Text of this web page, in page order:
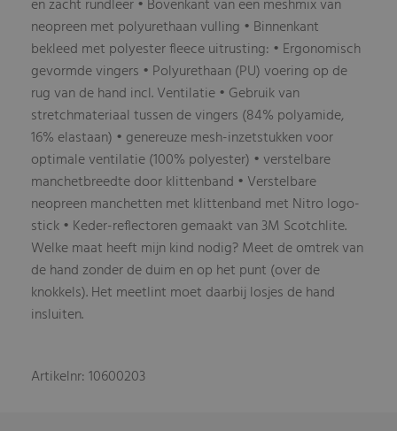
en zacht rundleer • Bovenkant van een meshmix van
neopreen met polyurethaan vulling • Binnenkant
bekleed met polyester fleece uitrusting: • Ergonomisch
gevormde vingers • Polyurethaan (PU) voering op de
rug van de hand incl. Ventilatie • Gebruik van
stretchmateriaal tussen de vingers (84% polyamide,
16% elastaan) • genereuze mesh-inzetstukken voor
optimale ventilatie (100% polyester) • verstelbare
manchetbreedte door klittenband • Verstelbare
neopreen manchetten met klittenband met Nitro logo-
stick • Keder-reflectoren gemaakt van 3M Scotchlite.
Welke maat heeft mijn kind nodig? Meet de omtrek van
de hand zonder de duim en op het punt (over de
knokkels). Het meetlint moet daarbij losjes de hand
insluiten.
Artikelnr: 10600203